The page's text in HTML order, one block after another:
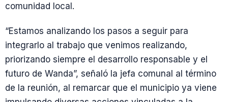
comunidad local.
“Estamos analizando los pasos a seguir para
integrarlo al trabajo que venimos realizando,
priorizando siempre el desarrollo responsable y el
futuro de Wanda”, señaló la jefa comunal al término
de la reunión, al remarcar que el municipio ya viene